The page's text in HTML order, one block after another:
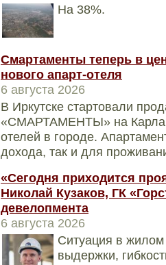
На 38%.
Смартаменты теперь в
нового апарт-отеля
6 августа 2026
В Иркутске стартовали
«СМАРТАМЕНТЫ» на Карла
отелей в городе.
дохода, так и для
«Сегодня приходится
Николай Кузаков, ГК
девелопмента
6 августа 2026
Ситуация в жилом
выдержки,